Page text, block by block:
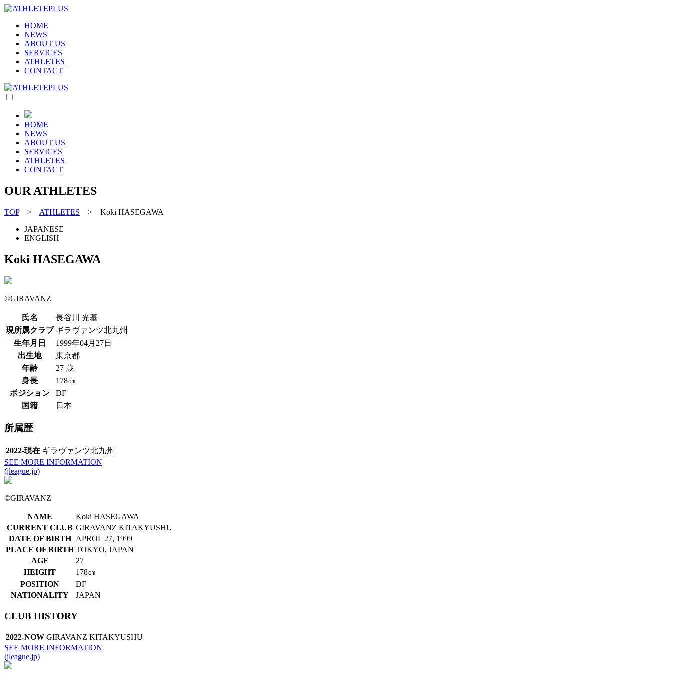
HOME
NEWS
ABOUT US
SERVICES
ATHLETES
CONTACT
HOME
NEWS
ABOUT US
SERVICES
ATHLETES
CONTACT
OUR ATHLETES
TOP> ATHLETES > Koki HASEGAWA
JAPANESE
ENGLISH
Koki HASEGAWA
©︎GIRAVANZ
氏名
長谷川 光基
現所属クラブ ギラヴァンツ北九州
生年月日
1999年04月27日
出生地
東京都
年齢
27 歳
身長
178㎝
ポジション
DF
国籍
日本
所属歴
2022-現在 ギラヴァンツ北九州
SEE MORE INFORMATION
(jleague.jp)
©︎GIRAVANZ
NAME
Koki HASEGAWA
CURRENT CLUB GIRAVANZ KITAKYUSHU
DATE OF BIRTH
APROL 27, 1999
PLACE OF BIRTH TOKYO, JAPAN
AGE
27
HEIGHT
178㎝
POSITION
DF
NATIONALITY
JAPAN
CLUB HISTORY
2022-NOW GIRAVANZ KITAKYUSHU
SEE MORE INFORMATION
(jleague.jp)